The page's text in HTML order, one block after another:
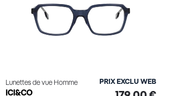
Lunettes de vue Homme
ICI&CO
PRIX EXCLU WEB